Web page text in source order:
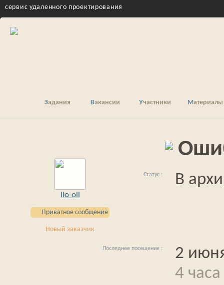
Задания Вакансии Участники Материалы
llo-oll
Приватное сообщение
Новый заказчик
В
2
4
cервис удаленного проектирования